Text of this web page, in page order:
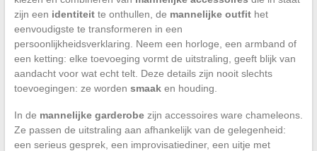
zijn een identiteitte onthullen, de mannelijke outfithet
eenvoudigste te transformeren in een
persoonlijkheidsverklaring. Neem een horloge, een armband of
een ketting: elke toevoeging vormt de uitstraling, geeft blijk van
aandacht voor wat echt telt. Deze details zijn nooit slechts
toevoegingen: ze worden smaaken houding.
In de mannelijke garderobezijn accessoires ware chameleons.
Ze passen de uitstraling aan afhankelijk van de gelegenheid:
een serieus gesprek, een improvisatiediner, een uitje met